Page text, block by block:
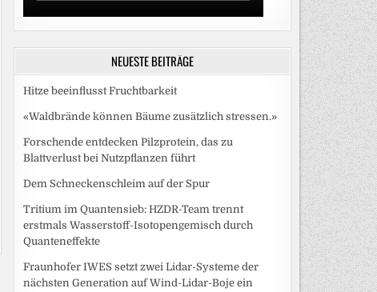
NEUESTE BEITRÄGE
Hitze beeinflusst Fruchtbarkeit
«Waldbrände können Bäume zusätzlich stressen.»
Forschende entdecken Pilzprotein, das zu
Blattverlust bei Nutzpflanzen führt
Dem Schneckenschleim auf der Spur
Tritium im Quantensieb: HZDR-Team trennt
erstmals Wasserstoff-Isotopengemisch durch
Quanteneffekte
Fraunhofer IWES setzt zwei Lidar-Systeme der
nächsten Generation auf Wind-Lidar-Boje ein